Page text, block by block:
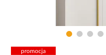
promocja